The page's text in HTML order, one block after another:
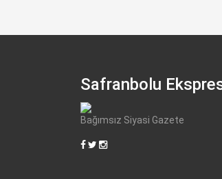
Safranbolu
Bağımsız Siyasi Gazete